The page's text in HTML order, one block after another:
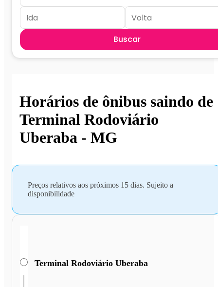
Buscar
Horários de ônibus saindo de
Terminal Rodoviário
Uberaba - MG
Preços relativos aos próximos 15 dias. Sujeito a
disponibilidade
Terminal Rodoviário Uberaba